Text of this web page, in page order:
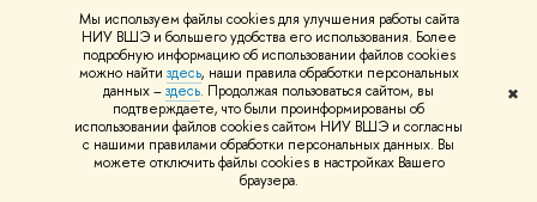
Мы используем файлы cookies для улучшения работы сайта
НИУ ВШЭ и большего удобства его использования. Более
подробную информацию об использовании файлов cookies
можно найти здесь, наши правила обработки персональных
данных –здесь. Продолжая пользоваться сайтом, вы
подтверждаете, что были проинформированы об
использовании файлов cookies сайтом НИУ ВШЭ и согласны
с нашими правилами обработки персональных данных. Вы
можете отключить файлы cookies в настройках Вашего
браузера.
✖
затрат, а «заимствования сейчас и в ближайшие
годы будут весьма ограничены». Он привел
в пример самолет Sukhoi Superjet 100, в процессе
создания которого предполагалось, что он должен
продаваться по всему миру. «Затраты настолько
велики, что они оправдываются, только если
продукт конкурентоспособен и продается